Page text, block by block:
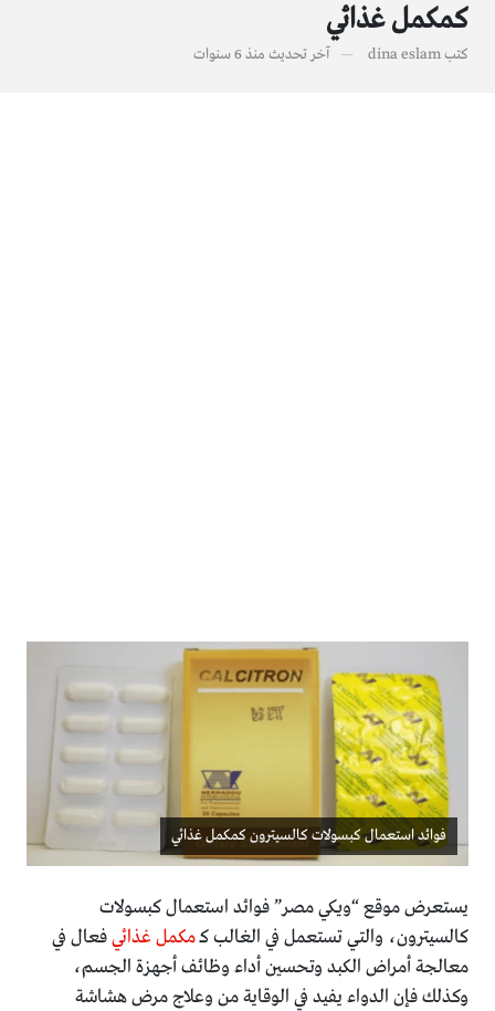
كمكمل غذائي
كتبdina eslam آخر تحديث منذ 6 سنوات
فوائد استعمال كبسولات كالسيترون كمكمل غذائي
يستعرض موقع “ويكي مصر” فوائد استعمال كبسولات
كالسيترون، والتي تستعمل في الغالب كـمكمل غذائيفعال في
معالجة أمراض الكبد وتحسين أداء وظائف أجهزة الجسم،
وكذلك فإن الدواء يفيد في الوقاية من وعلاج مرض هشاشة